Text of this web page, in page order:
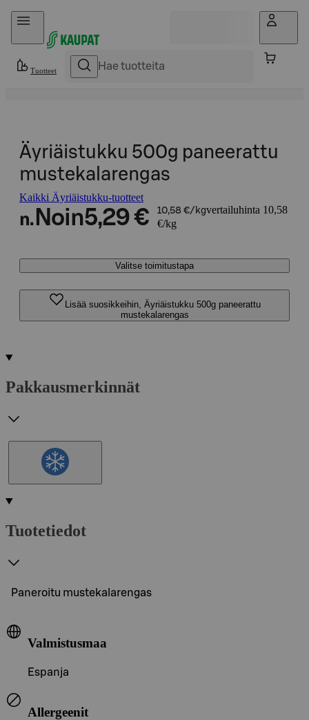
Hyppää sisältöön
Tuotteet
Äyriäistukku 500g paneerattu
mustekalarengas
Kaikki Äyriäistukku-tuotteet
n. Noin5,29 € 10,58 €/kgvertailuhinta 10,58
€/kg
Valitse toimitustapa
Lisää suosikkeihin, Äyriäistukku 500g paneerattu
mustekalarengas
Pakkausmerkinnät
Tuotetiedot
Paneroitu mustekalarengas
Valmistusmaa
Espanja
Allergeenit